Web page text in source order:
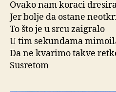
Ovako nam koraci
Jer bolje da ostane
To što je u srcu zaigralo
U tim sekundama
Da ne kvarimo takve
Susretom